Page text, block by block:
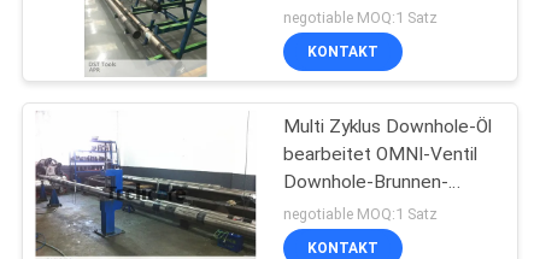
APR bearbeitet dünne
Werkzeuge des Loch-
DST
negotiable MOQ:1 Satz
KONTAKT
Multi Zyklus Downhole-Öl
bearbeitet OMNI-Ventil
Downhole-Brunnen-
Testgerät
negotiable MOQ:1 Satz
KONTAKT